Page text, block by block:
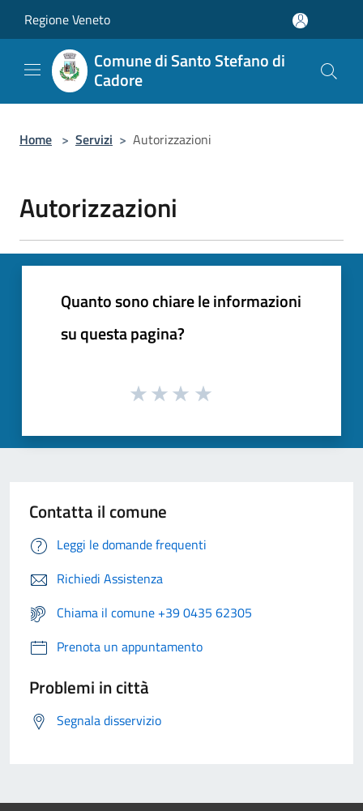
Regione Veneto
Comune di Santo Stefano di
Cadore
Home > Servizi > Autorizzazioni
Autorizzazioni
Quanto sono chiare le informazioni
su questa pagina?
Contatta il comune
Leggi le domande frequenti
Richiedi Assistenza
Chiama il comune +39 0435 62305
Prenota un appuntamento
Problemi in città
Segnala disservizio